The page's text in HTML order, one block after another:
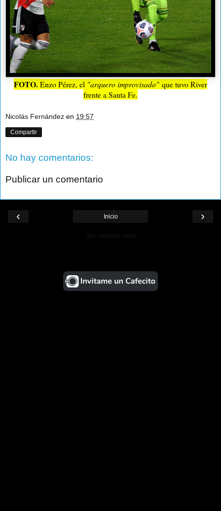
FOTO.Enzo Pérez, el "arquero improvisado" que tuvo River
frente a Santa Fe.
Nicolás Fernández en 19:57
Compartir
No hay comentarios:
Publicar un comentario
‹ ›
Inicio